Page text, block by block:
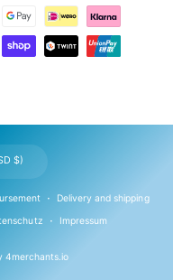
4merchants.io
Delivery and shipping
Impressum
United States (USD $)